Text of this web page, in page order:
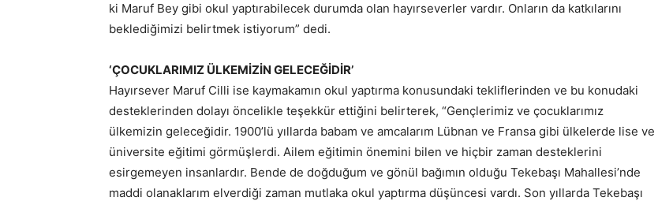
ki Maruf Bey gibi okul yaptırabilecek durumda olan hayırseverler vardır. Onların da katkılarını
beklediğimizi belirtmek istiyorum” dedi.
‘ÇOCUKLARIMIZ ÜLKEMİZİN GELECEĞİDİR’
Hayırsever Maruf Cilli ise kaymakamın okul yaptırma konusundaki tekliflerinden ve bu konudaki
desteklerinden dolayı öncelikle teşekkür ettiğini belirterek, “Gençlerimiz ve çocuklarımız
ülkemizin geleceğidir. 1900’lü yıllarda babam ve amcalarım Lübnan ve Fransa gibi ülkelerde lise ve
üniversite eğitimi görmüşlerdi. Ailem eğitimin önemini bilen ve hiçbir zaman desteklerini
esirgemeyen insanlardır. Bende de doğduğum ve gönül bağımın olduğu Tekebaşı Mahallesi’nde
maddi olanaklarım elverdiği zaman mutlaka okul yaptırma düşüncesi vardı. Son yıllarda Tekebaşı